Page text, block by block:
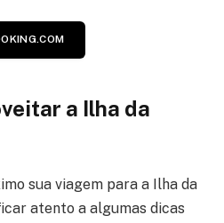
a Ilha da
sua viagem para a Ilha da
atento a algumas dicas